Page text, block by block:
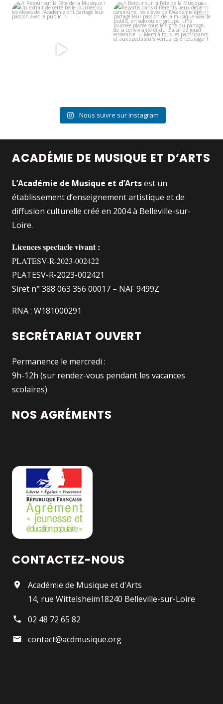
🎶 Retour sur la Fête de la Musique
!
🎶 Retour sur la Fête de la Musique
!
...
7 0
Nous suivre sur Instagram
ACADÉMIE DE MUSIQUE ET D’ARTS
L’Académie de Musique et d’Artsest un
établissement d’enseignement artistique et de
diffusion culturelle créé en 2004 à Belleville-sur-
Loire.
Licences spectacle vivant :
PLATESV-R-2023-002422
PLATESV-R-2023-002421
Siret n° 388 063 356 00017 – NAF 9499Z
RNA : W181000291
SECRÉTARIAT OUVERT
Permanence le mercredi :
9h-12h (sur rendez-vous pendant les vacances
scolaires)
NOS AGRÉMENTS
CONTACTEZ-NOUS
Académie de Musique et d'Arts
14, rue Wittelsheim18240 Belleville-sur-Loire
02 48 72 65 82
contact@acdmusique.org